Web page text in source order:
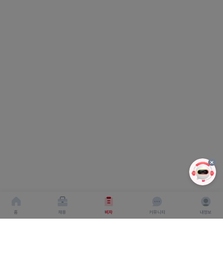
홈 채용 비자 커뮤니티 내정보